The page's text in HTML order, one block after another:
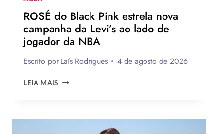
ROSÉ do Black Pink estrela nova
campanha da Levi’s ao lado de
jogador da NBA
Escrito porLaís Rodrigues 4 de agosto de 2026
LEIA MAIS ROSÉ
ESTRELA